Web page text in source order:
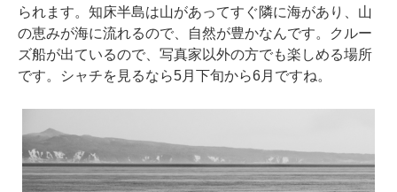
られます。知床半島は山があってすぐ隣に海があり、山
の恵みが海に流れるので、自然が豊かなんです。クルー
ズ船が出ているので、写真家以外の方でも楽しめる場所
です。シャチを見るなら5月下旬から6月ですね。